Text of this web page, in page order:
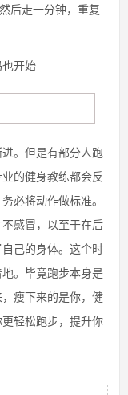
后走一分钟，重复
开始
。但是有部分人跑
的健身教练都会反
必将动作做标准。
感冒，以至于在后
己的身体。这个时
。毕竟跑步本身是
瘦下来的是你，健
轻松跑步，提升你